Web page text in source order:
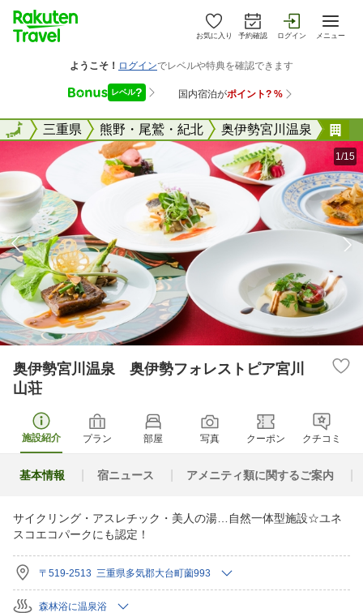
お気に入り 予約確認 ログイン メニュー
全国三重県 熊野・尾鷲・紀北 奥伊勢宮川温泉
全国
1/15
奥伊勢宮川温泉 奥伊勢フォレストピア宮川
山荘
施設紹介 プラン 部屋 写真 クーポン クチコミ
基本情報 宿ニュース アメニティ類に関するご案内
サイクリング・アスレチック・美人の湯…自然一体型施設☆ユネ
スコエコパークにも認定！
〒519-2513 三重県多気郡大台町薗993
森林浴に温泉浴